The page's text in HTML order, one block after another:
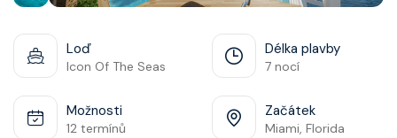
Loď
Icon Of The Seas
Délka plavby
7 nocí
Možnosti
12 termínů
Začátek
Miami, Florida